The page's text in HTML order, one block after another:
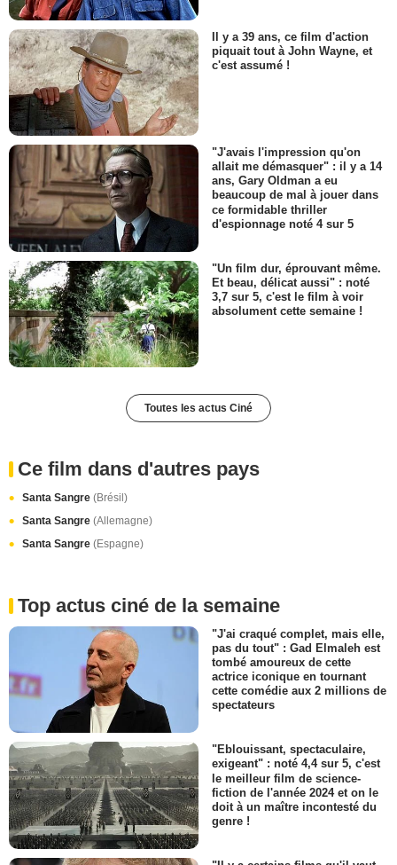
Il y a 39 ans, ce film d'action
piquait tout à John Wayne, et
c'est assumé !
"J'avais l'impression qu'on
allait me démasquer" : il y a 14
ans, Gary Oldman a eu
beaucoup de mal à jouer dans
ce formidable thriller
d'espionnage noté 4 sur 5
"Un film dur, éprouvant même.
Et beau, délicat aussi" : noté
3,7 sur 5, c'est le film à voir
absolument cette semaine !
Toutes les actus Ciné
Ce film dans d'autres pays
Santa Sangre (Brésil)
Santa Sangre (Allemagne)
Santa Sangre (Espagne)
Top actus ciné de la semaine
"J'ai craqué complet, mais elle,
pas du tout" : Gad Elmaleh est
tombé amoureux de cette
actrice iconique en tournant
cette comédie aux 2 millions de
spectateurs
"Eblouissant, spectaculaire,
exigeant" : noté 4,4 sur 5, c'est
le meilleur film de science-
fiction de l'année 2024 et on le
doit à un maître incontesté du
genre !